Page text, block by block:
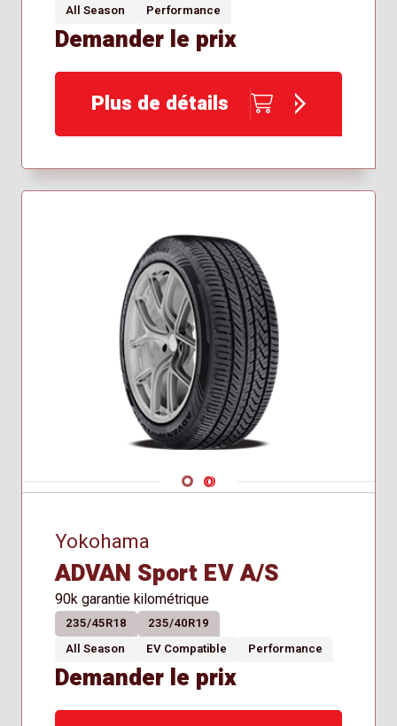
205/55R16
235/40R19
255/45R20
All Season Performance
Demander le prix
Plus de détails
Navigate 1
Navigate 2
Yokohama
ADVAN Sport EV A/S
90k garantie kilométrique
235/45R18
235/40R19
All Season
EV Compatible Performance
Demander le prix